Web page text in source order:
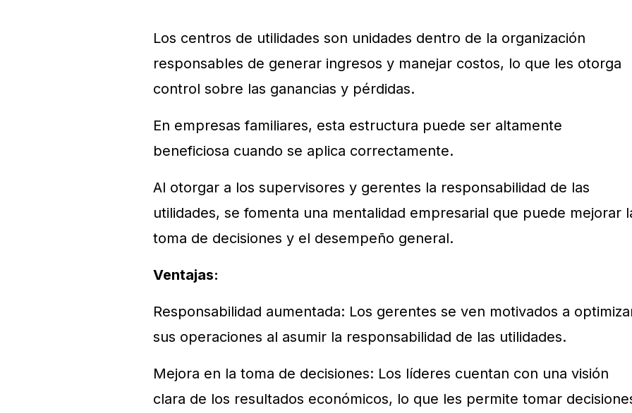
Los centros de utilidades son unidades dentro de la organización
responsables de generar ingresos y manejar costos, lo que les otorga
control sobre las ganancias y pérdidas.
En empresas familiares, esta estructura puede ser altamente
beneficiosa cuando se aplica correctamente.
Al otorgar a los supervisores y gerentes la responsabilidad de las
utilidades, se fomenta una mentalidad empresarial que puede mejorar
toma de decisiones y el desempeño general.
Ventajas:
Responsabilidad aumentada: Los gerentes se ven motivados a
sus operaciones al asumir la responsabilidad de las utilidades.
Mejora en la toma de decisiones: Los líderes cuentan con una visión
clara de los resultados económicos, lo que les permite tomar